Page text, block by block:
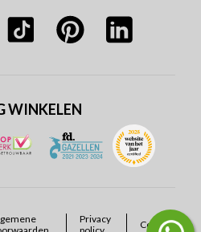
Privacy
Cookies
WINKELEN